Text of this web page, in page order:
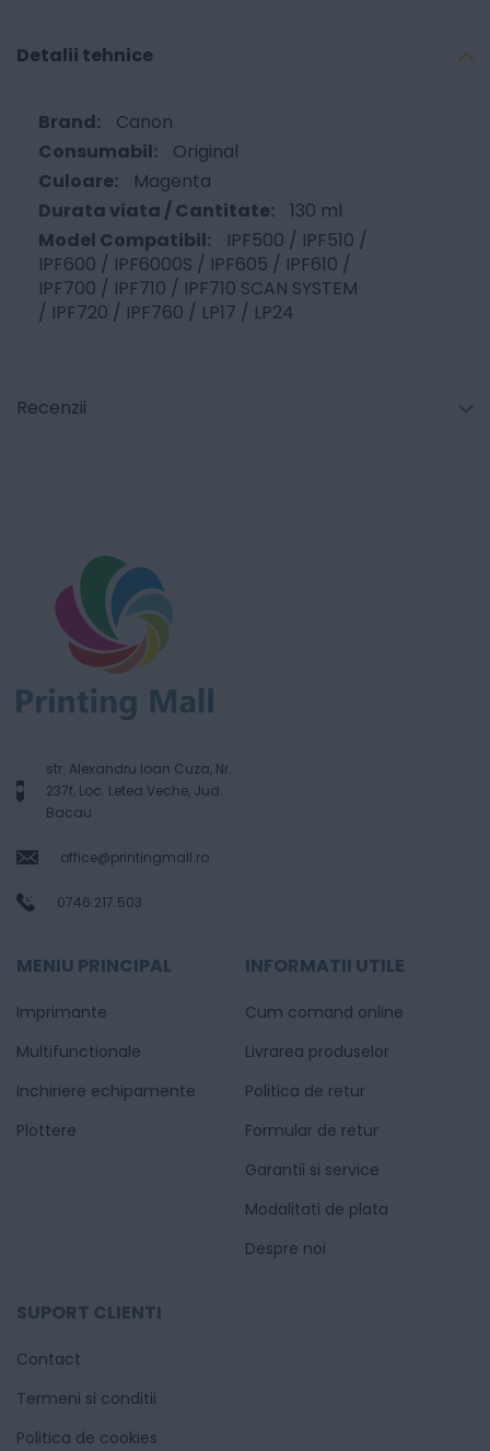
Detalii tehnice
Canon
Original
Magenta
130 ml
IPF500 / IPF510 /
IPF600 / IPF6000S / IPF605 / IPF610 /
IPF700 / IPF710 / IPF710 SCAN SYSTEM
/ IPF720 / IPF760 / LP17 / LP24
Recenzii
str. Alexandru Ioan Cuza, Nr.
237f, Loc. Letea Veche, Jud.
Bacau
office@printingmall.ro
0746.217.503
MENIU PRINCIPAL
Imprimante
Multifunctionale
Inchiriere echipamente
Plottere
INFORMATII UTILE
Cum comand online
Livrarea produselor
Politica de retur
Formular de retur
Garantii si service
Modalitati de plata
Despre noi
SUPORT CLIENTI
Contact
Termeni si conditii
Politica de cookies